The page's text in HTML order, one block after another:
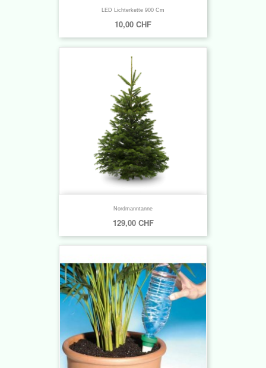
LED Lichterkette 900 Cm
10,00 CHF
Nordmanntanne
129,00 CHF